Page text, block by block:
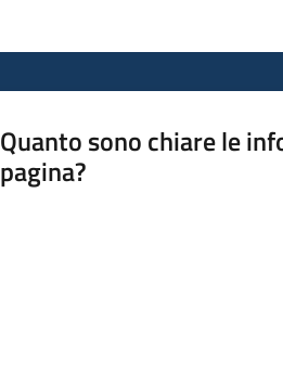
Quanto sono chiare le
pagina?